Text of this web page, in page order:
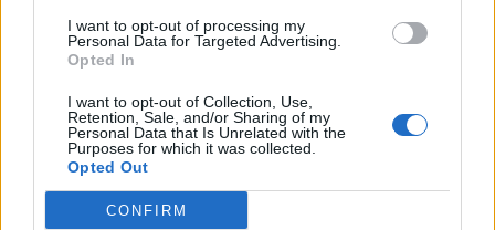
I want to opt-out of processing my
Personal Data for Targeted Advertising.
Opted In
I want to opt-out of Collection, Use,
Retention, Sale, and/or Sharing of my
Personal Data that Is Unrelated with the
Purposes for which it was collected.
Opted Out
CONFIRM
Jogas nodarbībās nav sacensības
momenta
Parasti bērnus jogas nodarbības interesē, un viņi ar
to nodarbojas ar prieku. Iespējams, arī tāpēc, ka
jogā nav sacensības monenta, kas mēdz izsaukt
lieku trauksmi. Vēl bērnu joga no citiem treniņiem